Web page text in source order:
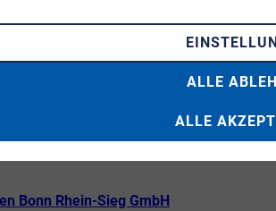
Bonn Rhein-Sieg GmbH
ALLE
ALLE